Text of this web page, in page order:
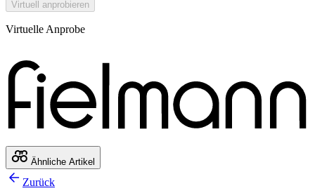
Virtuell anprobieren
Virtuelle Anprobe
Ähnliche Artikel
Zurück